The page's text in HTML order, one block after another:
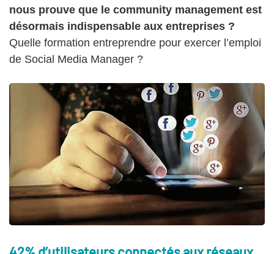
nous prouve que le community management est
désormais indispensable aux entreprises ?
Quelle formation entreprendre pour exercer l’emploi
de Social Media Manager ?